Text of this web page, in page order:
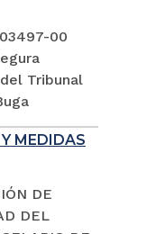
00
Tribunal
MEDIDAS
DE
DEL